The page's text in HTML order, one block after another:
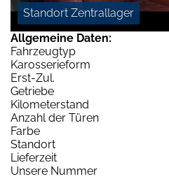
Standort Zentrallager
Allgemeine Daten:
Fahrzeugtyp
Karosserieform
Erst-Zul.
Getriebe
Kilometerstand
Anzahl der Türen
Farbe
Standort
Lieferzeit
Unsere Nummer